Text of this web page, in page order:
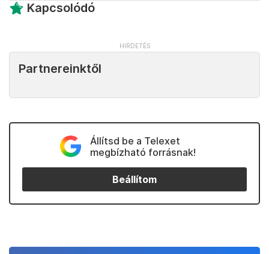
Kapcsolódó
Partnereinktől
Állítsd be a Telexet
megbízható forrásnak!
Beállítom